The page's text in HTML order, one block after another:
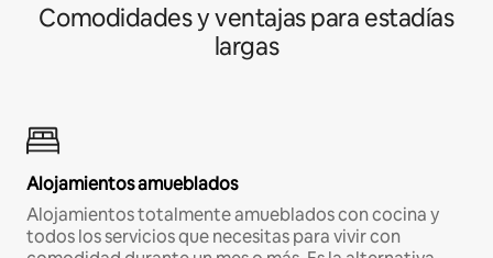
Comodidades y ventajas para estadías
largas
Alojamientos amueblados
Alojamientos totalmente amueblados con cocina y
todos los servicios que necesitas para vivir con